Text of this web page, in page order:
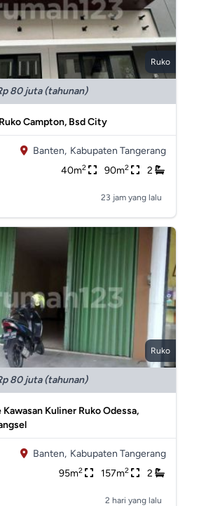
Ruko
80 juta (tahunan)
Campton, Bsd City
Banten, Kabupaten Tangerang
40m2 90m2 2
23 jam yang lalu
Ruko
80 juta (tahunan)
Kawasan Kuliner Ruko Odessa,
Banten, Kabupaten Tangerang
95m2 157m2 2
2 hari yang lalu